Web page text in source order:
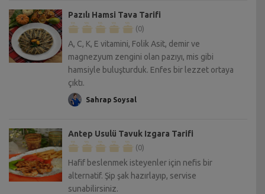
Pazılı Hamsi Tava Tarifi
(0)
A, C, K, E vitamini, Folik Asit, demir ve
magnezyum zengini olan pazıyı, mis gibi
hamsiyle buluşturduk. Enfes bir lezzet ortaya
çıktı.
Sahrap Soysal
Antep Usulü Tavuk Izgara Tarifi
(0)
Hafif beslenmek isteyenler için nefis bir
alternatif. Şip şak hazırlayıp, servise
sunabilirsiniz.